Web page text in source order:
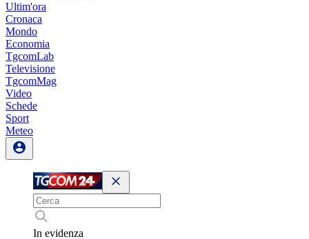
Ultim'ora
Cronaca
Mondo
Economia
TgcomLab
Televisione
TgcomMag
Video
Schede
Sport
Meteo
In evidenza